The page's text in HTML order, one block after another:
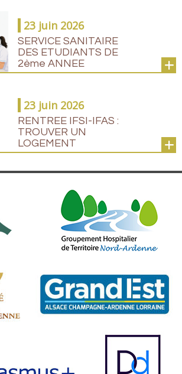
23 juin 2026
SERVICE SANITAIRE
DES ETUDIANTS DE
2ème ANNEE
23 juin 2026
RENTREE IFSI-IFAS :
TROUVER UN
LOGEMENT